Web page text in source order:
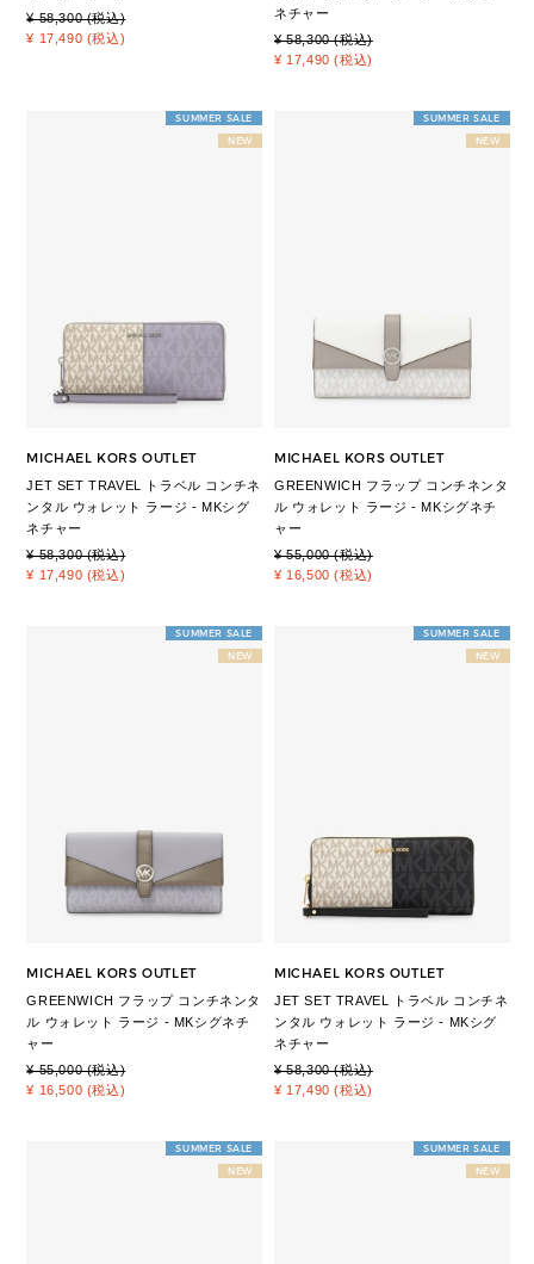
¥ 58,300 (税込)
¥ 17,490 (税込)
ネチャー
¥ 58,300 (税込)
¥ 17,490 (税込)
SUMMER SALE
NEW
MICHAEL KORS OUTLET
JET SET TRAVEL トラベル コンチネ
ンタル ウォレット ラージ - MKシグ
ネチャー
¥ 58,300 (税込)
¥ 17,490 (税込)
SUMMER SALE
NEW
MICHAEL KORS OUTLET
GREENWICH フラップ コンチネンタ
ル ウォレット ラージ - MKシグネチ
ャー
¥ 55,000 (税込)
¥ 16,500 (税込)
SUMMER SALE
NEW
MICHAEL KORS OUTLET
GREENWICH フラップ コンチネンタ
ル ウォレット ラージ - MKシグネチ
ャー
¥ 55,000 (税込)
¥ 16,500 (税込)
SUMMER SALE
NEW
MICHAEL KORS OUTLET
JET SET TRAVEL トラベル コンチネ
ンタル ウォレット ラージ - MKシグ
ネチャー
¥ 58,300 (税込)
¥ 17,490 (税込)
SUMMER SALE
NEW
SUMMER SALE
NEW